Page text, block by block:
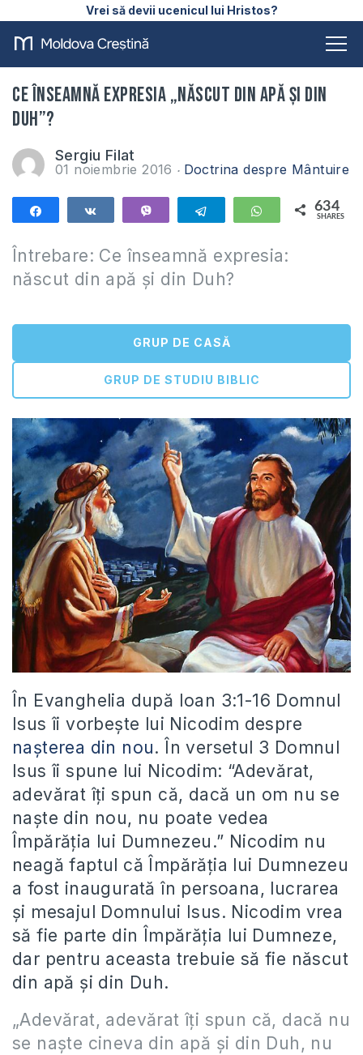
Vrei să devii ucenicul lui Hristos?
Ce înseamnă expresia „născut din apă și din
Duh”?
Sergiu Filat
01 noiembrie 2016 Doctrina despre Mântuire
Telegram WhatsApp
634
SHARES
Întrebare: Ce înseamnă expresia:
născut din apă și din Duh?
GRUP DE CASĂ
GRUP DE STUDIU BIBLIC
În Evanghelia după Ioan 3:1-16 Domnul
Isus îi vorbește lui Nicodim despre
nașterea din nou. În versetul 3 Domnul
Isus îi spune lui Nicodim: “Adevărat,
adevărat îți spun că, dacă un om nu se
naște din nou, nu poate vedea
Împărăția lui Dumnezeu.” Nicodim nu
neagă faptul că Împărăția lui Dumnezeu
a fost inaugurată în persoana, lucrarea
și mesajul Domnului Isus. Nicodim vrea
să fie parte din Împărăția lui Dumneze,
dar pentru aceasta trebuie să fie născut
din apă și din Duh.
„Adevărat, adevărat îţi spun că, dacă nu
se naşte cineva din apă şi din Duh, nu